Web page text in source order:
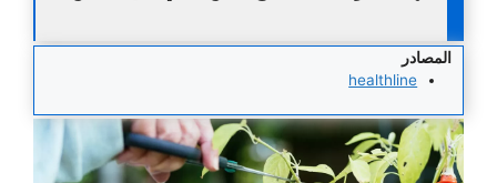
المصادر
healthline